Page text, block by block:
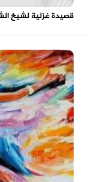
قصيدة غزلية لشيخ